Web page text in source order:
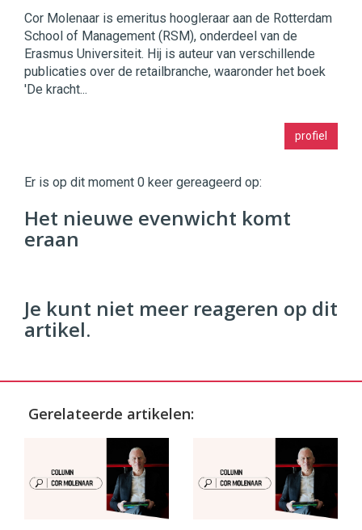
Cor Molenaar is emeritus hoogleraar aan de Rotterdam
School of Management (RSM), onderdeel van de
Erasmus Universiteit. Hij is auteur van verschillende
publicaties over de retailbranche, waaronder het boek
'De kracht...
profiel
Commerce https://twinklemagazine.nl
96 54
Er is op dit moment 0 keer gereageerd op:
Het nieuwe evenwicht komt
eraan
Je kunt niet meer reageren op dit
artikel.
Gerelateerde artikelen: